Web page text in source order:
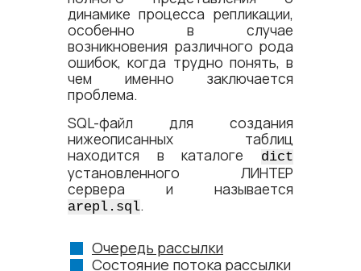
динамике процесса репликации,
особенно в случае
возникновения различного рода
ошибок, когда трудно понять, в
чем именно заключается
проблема.
SQL-файл для создания
нижеописанных таблиц
находится в каталоге
dict
установленного ЛИНТЕР
сервера и называется
arepl.sql.
Очередь рассылки
Состояние потока рассылки